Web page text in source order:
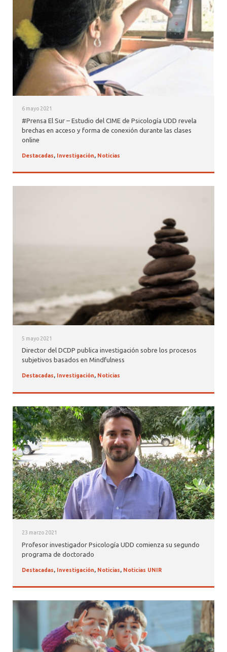
6 mayo 2021
#Prensa El Sur – Estudio del CIME de Psicología UDD revela
brechas en acceso y forma de conexión durante las clases
online
Destacadas, Investigación, Noticias
5 mayo 2021
Director del DCDP publica investigación sobre los procesos
subjetivos basados en Mindfulness
Destacadas, Investigación, Noticias
23 marzo 2021
Profesor investigador Psicología UDD comienza su segundo
programa de doctorado
Destacadas, Investigación, Noticias, Noticias UNIR